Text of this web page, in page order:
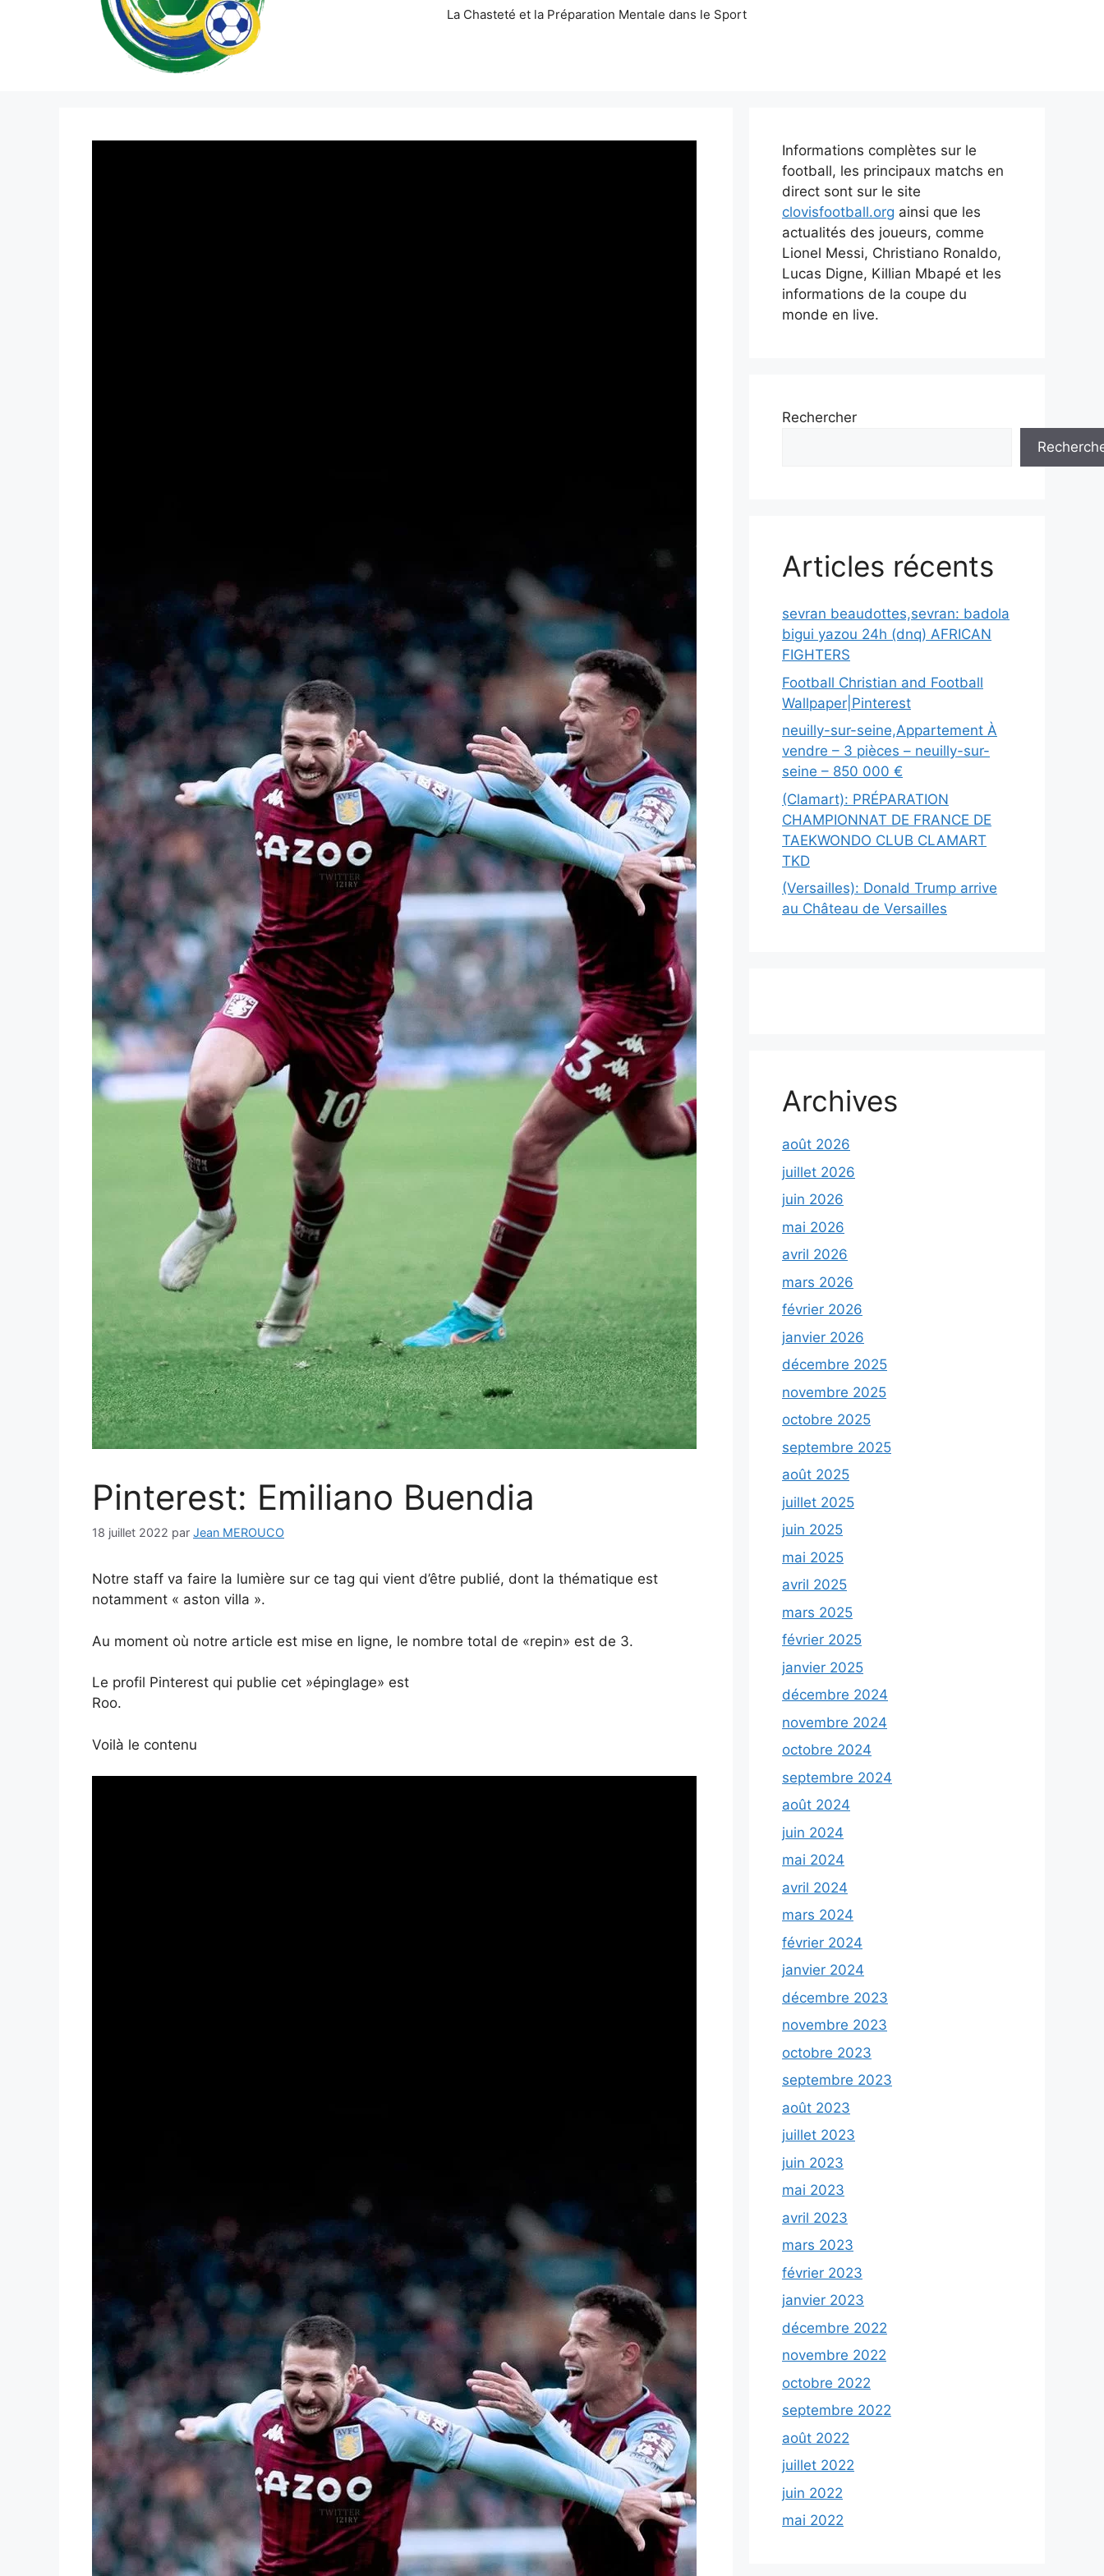
La Chasteté et la Préparation Mentale dans le Sport
Pinterest: Emiliano Buendia
18 juillet 2022 par Jean MEROUCO
Notre staff va faire la lumière sur ce tag qui vient d’être publié, dont la thématique est
notamment « aston villa ».
Au moment où notre article est mise en ligne, le nombre total de «repin» est de 3.
Le profil Pinterest qui publie cet »épinglage» est
Roo.
Voilà le contenu
Informations complètes sur le
football, les principaux matchs en
direct sont sur le site
clovisfootball.org ainsi que les
actualités des joueurs, comme
Lionel Messi, Christiano Ronaldo,
Lucas Digne, Killian Mbapé et les
informations de la coupe du
monde en live.
Rechercher
Articles récents
sevran beaudottes,sevran: badola
bigui yazou 24h (dnq) AFRICAN
FIGHTERS
Football Christian and Football
Wallpaper|Pinterest
neuilly-sur-seine,Appartement À
vendre – 3 pièces – neuilly-sur-
seine – 850 000 €
(Clamart): PRÉPARATION
CHAMPIONNAT DE FRANCE DE
TAEKWONDO CLUB CLAMART
TKD
(Versailles): Donald Trump arrive
au Château de Versailles
Archives
août 2026
juillet 2026
juin 2026
mai 2026
avril 2026
mars 2026
février 2026
janvier 2026
décembre 2025
novembre 2025
octobre 2025
septembre 2025
août 2025
juillet 2025
juin 2025
mai 2025
avril 2025
mars 2025
février 2025
janvier 2025
décembre 2024
novembre 2024
octobre 2024
septembre 2024
août 2024
juin 2024
mai 2024
avril 2024
mars 2024
février 2024
janvier 2024
décembre 2023
novembre 2023
octobre 2023
septembre 2023
août 2023
juillet 2023
juin 2023
mai 2023
avril 2023
mars 2023
février 2023
janvier 2023
décembre 2022
novembre 2022
octobre 2022
septembre 2022
août 2022
juillet 2022
juin 2022
mai 2022